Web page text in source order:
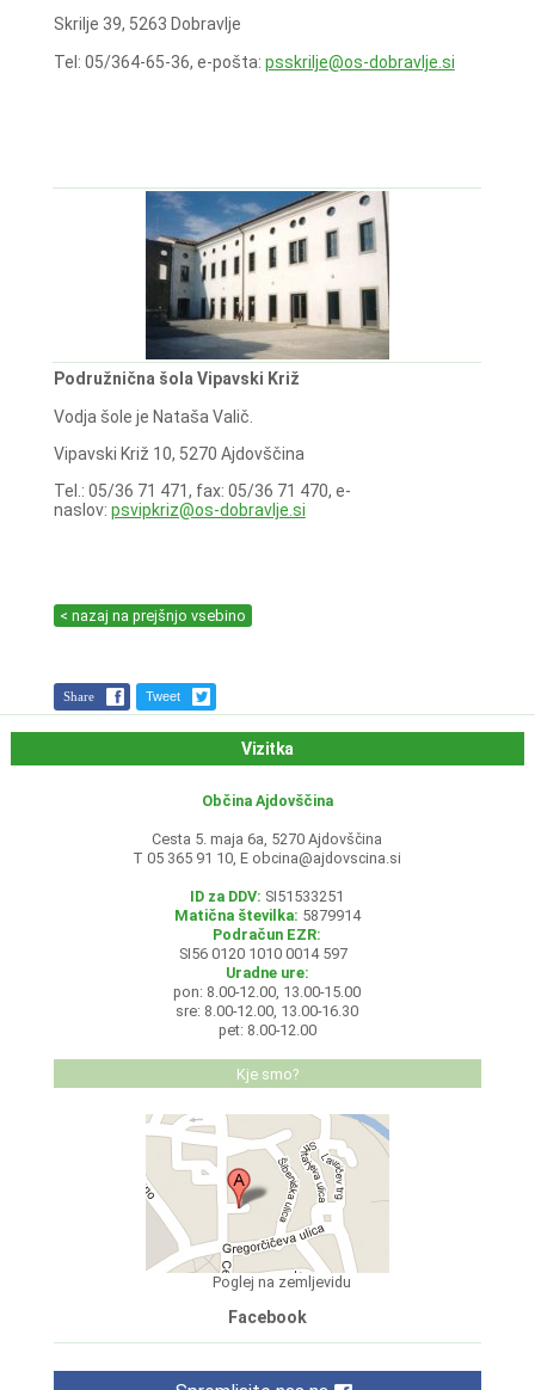
Skrilje 39, 5263 Dobravlje
Tel: 05/364-65-36, e-pošta: psskrilje@os-dobravlje.si
Podružnična šola Vipavski Križ
Vodja šole je Nataša Valič.
Vipavski Križ 10, 5270 Ajdovščina
Tel.: 05/36 71 471, fax: 05/36 71 470, e-
naslov: psvipkriz@os-dobravlje.si
< nazaj na prejšnjo vsebino
Share Tweet
Vizitka
Občina Ajdovščina
Cesta 5. maja 6a, 5270 Ajdovščina
T 05 365 91 10, E obcina@ajdovscina.si
ID za DDV: SI51533251
Matična številka: 5879914
Podračun EZR:
SI56 0120 1010 0014 597
Uradne ure:
pon: 8.00-12.00, 13.00-15.00
sre: 8.00-12.00, 13.00-16.30
pet: 8.00-12.00
Kje smo?
Poglej na zemljevidu
Facebook